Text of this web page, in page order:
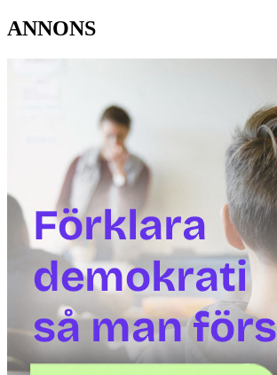
ANNONS